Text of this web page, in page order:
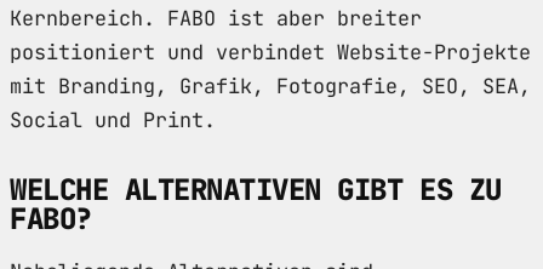
Kernbereich. FABO ist aber breiter
positioniert und verbindet Website-Projekte
mit Branding, Grafik, Fotografie, SEO, SEA,
Social und Print.
WELCHE ALTERNATIVEN GIBT ES ZU
FABO?